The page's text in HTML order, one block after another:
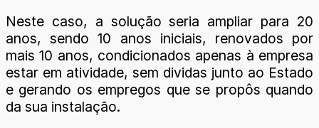
Neste caso, a solução seria ampliar para 20
anos, sendo 10 anos iniciais, renovados por
mais 10 anos, condicionados apenas à empresa
estar em atividade, sem dividas junto ao Estado
e gerando os empregos que se propôs quando
da sua instalação.